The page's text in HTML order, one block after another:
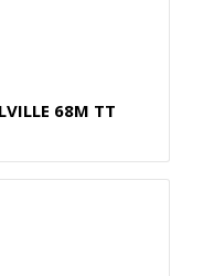
68M TT